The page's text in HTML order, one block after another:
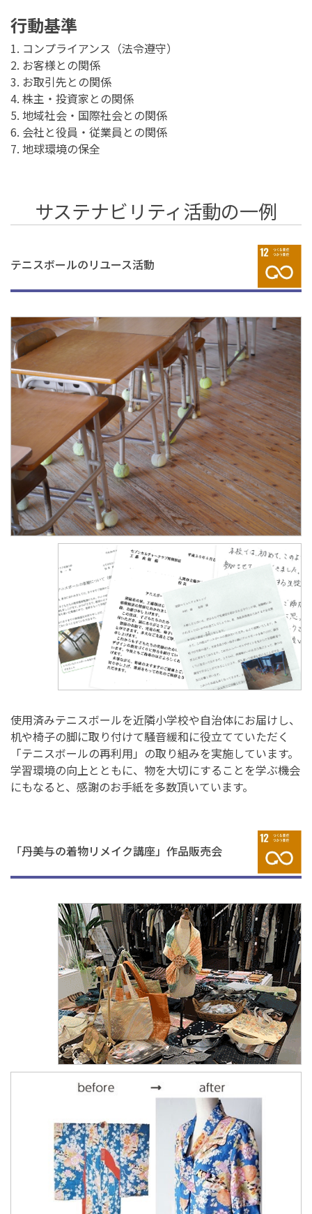
行動基準
1. コンプライアンス（法令遵守）
2. お客様との関係
3. お取引先との関係
4. 株主・投資家との関係
5. 地域社会・国際社会との関係
6. 会社と役員・従業員との関係
7. 地球環境の保全
サステナビリティ活動の一例
テニスボールのリユース活動
使用済みテニスボールを近隣小学校や自治体にお届けし、
机や椅子の脚に取り付けて騒音緩和に役立てていただく
「テニスボールの再利用」の取り組みを実施しています。
学習環境の向上とともに、物を大切にすることを学ぶ機会
にもなると、感謝のお手紙を多数頂いています。
「丹美与の着物リメイク講座」作品販売会